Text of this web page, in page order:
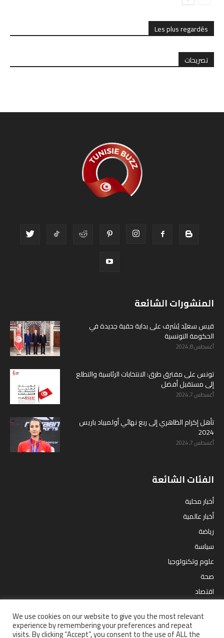
Les plus regardés
تصريحات
المنشورات الشائعة
قيس سعيّد يُشرف على بداية حقبة جديدة في
الحكومة التونسية
أغسطس 8, 2024
تونس على مفترق طرق: الانتخابات الرئاسية والتطلع
إلى مستقبل أفضل
أغسطس 7, 2024
تأهل إكرام الظاهري إلى ربع نهائي أولمبياد باريس
2024
أغسطس 7, 2024
الفئات الشائعة
أخبار محلية
أخبار عالمية
رياضة
سياسة
علوم وتكنولوجيا
صحة
اقتصاد
ترفيهWe use cookies on our website to give you the most relevant
experience by remembering your preferences and repeat
visits. By clicking “Accept”, you consent to the use of ALL the